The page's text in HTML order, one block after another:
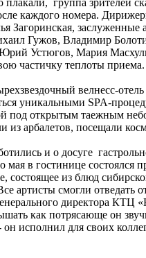
группа зрителей
каждого номера.
Загоринская,
Гужов, Владимир
Устюгов, Мария
частичку теплоты приема.
велнесс-
уникальными SPA-
под открытым таежным
из арбалетов, посещали
и о досуге
мая в гостинице
из блюд
артисты смогли
директора
как потрясающе он
он исполнил для своих